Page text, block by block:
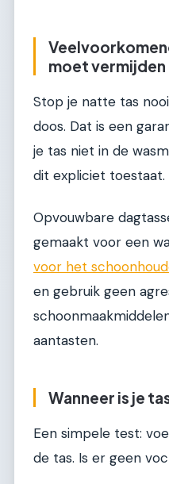
moet vermijden
Stop je natte tas
doos. Dat is een
je tas niet in de
dit expliciet toestaat.
Opvouwbare
gemaakt voor een
voor het
en gebruik geen
aantasten.
Wanneer is je
Een simpele test:
de tas. Is er geen